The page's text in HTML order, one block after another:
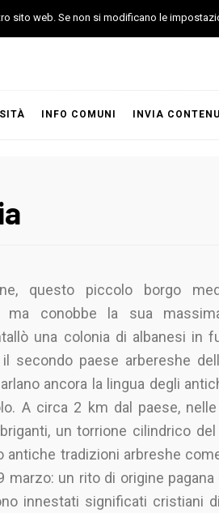
INFO COMUNI INVIA
questo piccolo borgo
conobbe la sua
una colonia di albanesi in
secondo paese arbereshe
ancora la lingua degli
A circa 2 km dal paese,
un torrione cilindrico
antiche tradizioni arbreshe
un rito di origine pagana
innestati significati cristiani
sito web. Se non si modificano le